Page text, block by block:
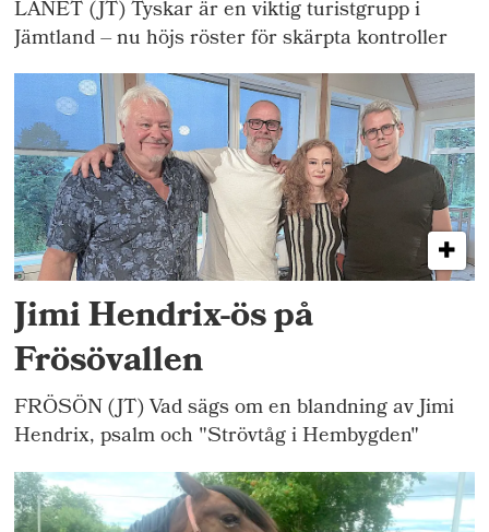
LÄNET (JT) Tyskar är en viktig turistgrupp i
Jämtland – nu höjs röster för skärpta kontroller
Jimi Hendrix-ös på
Frösövallen
FRÖSÖN (JT) Vad sägs om en blandning av Jimi
Hendrix, psalm och "Strövtåg i Hembygden"